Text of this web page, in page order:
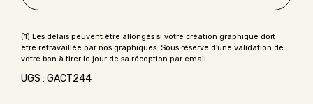
UGS : GACT244